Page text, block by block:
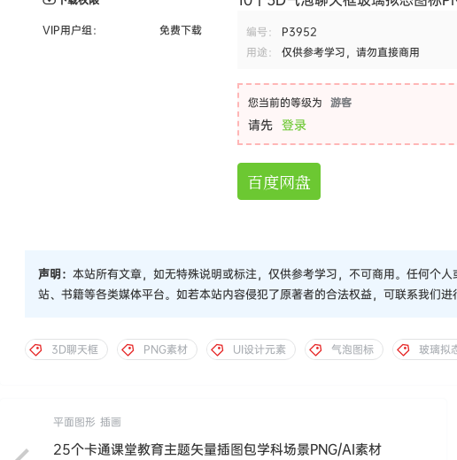
VIP用户组：
免费下载 编号： P3952
用途：
仅供参考学习，请勿直接商用
您当前的等级为 游客
请先 登录
百度网盘
声明： 本站所有文章，如无特殊说明或标注，仅供参考学习，不可商用。任何个
站、书籍等各类媒体平台。如若本站内容侵犯了原著者的合法权益，可联系我们进
3D聊天框 PNG素材 UI设计元素 气泡图标 玻璃拟
平面图形 插画
25个卡通课堂教育主题矢量插图包学科场景PNG/AI素材